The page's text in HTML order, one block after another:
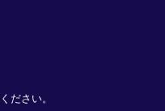
ださい。